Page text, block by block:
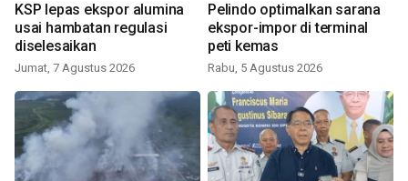
KSP lepas ekspor alumina
usai hambatan regulasi
diselesaikan
Jumat, 7 Agustus 2026
Pelindo optimalkan sarana
ekspor-impor di terminal
peti kemas
Rabu, 5 Agustus 2026